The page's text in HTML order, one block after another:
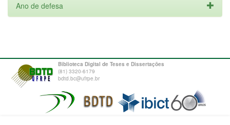
Ano de defesa
Biblioteca Digital de Teses e Dissertações
(81) 3320-6179
bdtd.bc@ufrpe.br